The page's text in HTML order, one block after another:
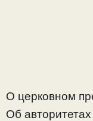
О церковном
Об